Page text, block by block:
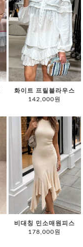
화이트 프릴블라우스
142,000원
비대칭 민소매원피스
178,000원